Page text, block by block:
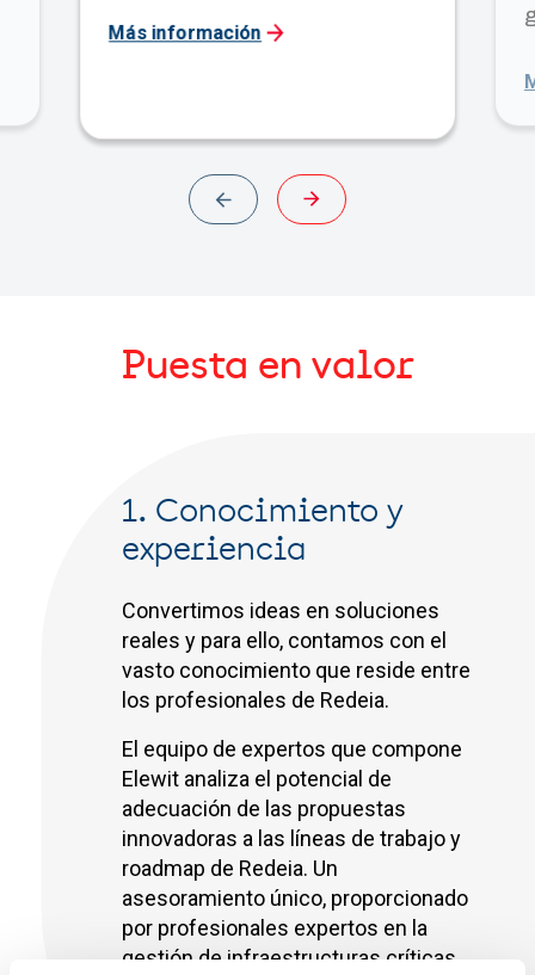
Más información
Previous Next
Puesta en valor
1. Conocimiento y
experiencia
Convertimos ideas en soluciones
reales y para ello, contamos con el
vasto conocimiento que reside entre
los profesionales de Redeia.
El equipo de expertos que compone
Elewit analiza el potencial de
adecuación de las propuestas
innovadoras a las líneas de trabajo y
roadmap de Redeia. Un
asesoramiento único, proporcionado
por profesionales expertos en la
gestión de infraestructuras críticas